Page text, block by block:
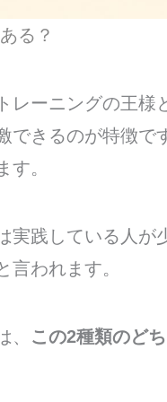
る？
レーニングの王
できるのが特徴
す。
実践している人
言われます。
、 この2種類のど